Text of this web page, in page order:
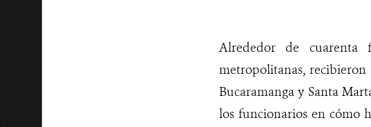
Alrededor de cuarenta
metropolitanas, recibieron
Bucaramanga y Santa
los funcionarios en cómo